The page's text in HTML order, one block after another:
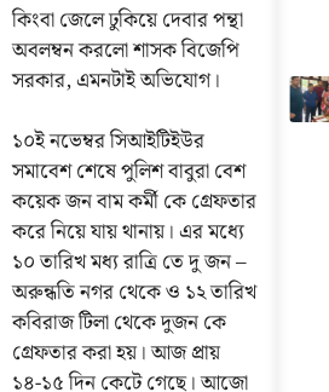
কিংবা জেলে ঢুকিয়ে দেবার পন্থা
অবলম্বন করলো শাসক বিজেপি
সরকার, এমনটাই অভিযোগ।
১০ই নভেম্বর সিআইটিইউর
সমাবেশ শেষে পুলিশ বাবুরা বেশ
কয়েক জন বাম কর্মী কে গ্রেফতার
করে নিয়ে যায় থানায়। এর মধ্যে
১০ তারিখ মধ্য রাত্রি তে দু জন –
অরুন্ধতি নগর থেকে ও ১২ তারিখ
কবিরাজ টিলা থেকে দুজন কে
গ্রেফতার করা হয়। আজ প্রায়
১৪-১৫ দিন কেটে গেছে। আজো